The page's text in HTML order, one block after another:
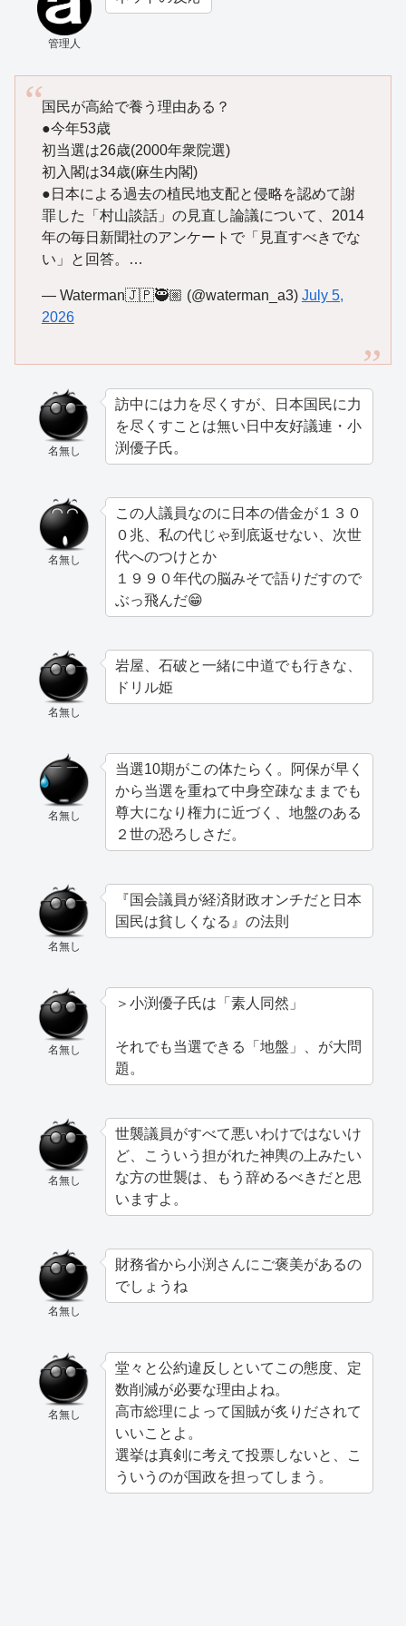
管理人
国民が高給で養う理由ある？
●今年53歳
初当選は26歳(2000年衆院選)
初入閣は34歳(麻生内閣)
●日本による過去の植民地支配と侵略を認めて謝
罪した「村山談話」の見直し論議について、2014
年の毎日新聞社のアンケートで「見直すべきでな
い」と回答。…
— Waterman🇯🇵🥷🏼 (@waterman_a3) July 5,
2026
名無し
訪中には力を尽くすが、日本国民に力
を尽くすことは無い日中友好議連・小
渕優子氏。
名無し
この人議員なのに日本の借金が１３０
０兆、私の代じゃ到底返せない、次世
代へのつけとか
１９９０年代の脳みそで語りだすので
ぶっ飛んだ😁
名無し
岩屋、石破と一緒に中道でも行きな、
ドリル姫
名無し
当選10期がこの体たらく。阿保が早く
から当選を重ねて中身空疎なままでも
尊大になり権力に近づく、地盤のある
２世の恐ろしさだ。
名無し
『国会議員が経済財政オンチだと日本
国民は貧しくなる』の法則
名無し
＞小渕優子氏は「素人同然」
それでも当選できる「地盤」、が大問
題。
名無し
世襲議員がすべて悪いわけではないけ
ど、こういう担がれた神輿の上みたい
な方の世襲は、もう辞めるべきだと思
いますよ。
名無し
財務省から小渕さんにご褒美があるの
でしょうね
名無し
堂々と公約違反しといてこの態度、定
数削減が必要な理由よね。
高市総理によって国賊が炙りだされて
いいことよ。
選挙は真剣に考えて投票しないと、こ
ういうのが国政を担ってしまう。